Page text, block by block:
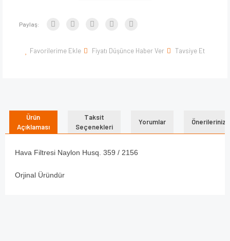
Paylaş:
Favorilerime Ekle Fiyatı Düşünce Haber Ver Tavsiye Et
Ürün
Açıklaması
Taksit
Seçenekleri
Yorumlar Önerileriniz
Hava Filtresi Naylon Husq. 359 / 2156
Orjinal Üründür